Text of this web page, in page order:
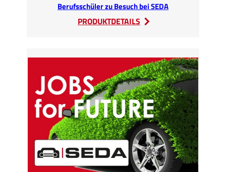
Berufsschüler zu Besuch bei SEDA
PRODUKTDETAILS
:
Besuch
bei
SEDA